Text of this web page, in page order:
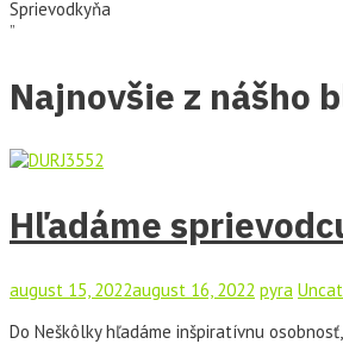
Sprievodkyňa
”
Najnovšie z nášho
Hľadáme
august 15, 2022august 16, 2022 pyra
Do Neškôlky hľadáme inšpiratívnu